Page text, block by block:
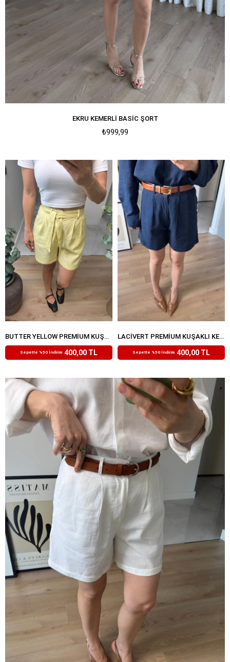
EKRU KEMERLI BASIC ŞORT
₺999,99
BUTTER YELLOW PREMIUM KUŞAKLI KETEN ŞORT
₺799,99
Sepette %50 İndirim 400,00 TL
LACIVERT PREMIUM KUŞAKLI KETEN ŞORT
₺799,99
Sepette %50 İndirim 400,00 TL